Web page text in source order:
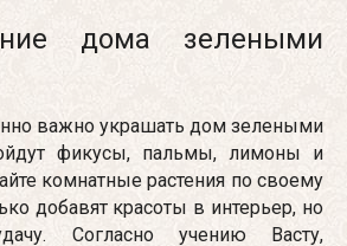
дома зелеными
важно украшать дом зелеными
фикусы, пальмы, лимоны и
комнатные растения по своему
добавят красоты в интерьер, но
Согласно учению Васту,